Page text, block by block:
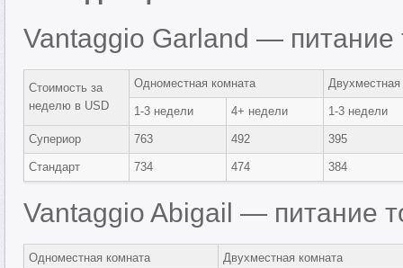
Vantaggio Garland — питание
Стоимость за
неделю в USD
Одноместная комната Двухместная
1-3 недели 4+ недели 1-3 недели
Супериор 763 492 395
Стандарт 734 474 384
Vantaggio Abigail — питание
Одноместная комната Двухместная комната